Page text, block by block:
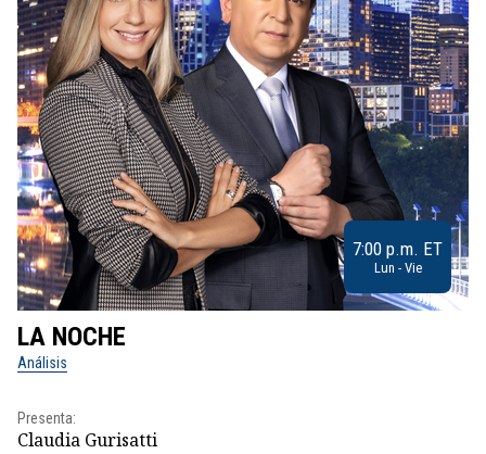
7:00 p.m. ET
Lun - Vie
LA NOCHE
Análisis
Presenta:
Claudia Gurisatti